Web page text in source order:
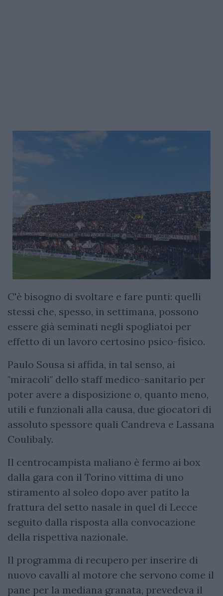
C'è bisogno di svoltare e fare punti: quelli
stessi che, spesso, in settimana, possono
essere già seminati negli spogliatoi per
effetto di un lavoro certosino psico-fisico.
Paulo Sousa si affida, in tal senso, ai
"miracoli" dello staff medico-sanitario per
poter avere a disposizione o, quanto meno,
utili e funzionali alla causa, due giocatori di
assoluto spessore quali Candreva e Lassana
Coulibaly.
Il centrocampista maliano è fermo ai box
dalla gara con il Torino vittima di uno
stiramento al soleo dopo aver patito la
frattura del setto nasale in quel di Lecce
seguito dalla risposta alla convocazione
della rispettiva nazionale.
Il programma di recupero per inserire di
nuovo cavalli al motore che servono come il
pane per la mediana granata, prevedeva il